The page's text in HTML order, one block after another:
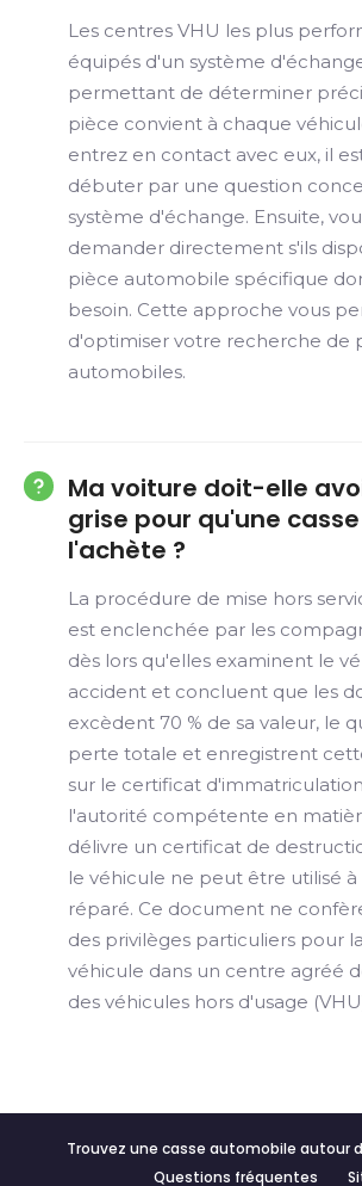
Les centres VHU les plus
équipés d'un système
permettant de déterminer
pièce convient à chaque
entrez en contact avec eux, il
débuter par une question
système d'échange. Ensuite,
demander directement s'ils
pièce automobile spécifique
besoin. Cette approche vous
d'optimiser votre recherche de
automobiles.
Ma voiture doit-elle
grise pour qu'une
l'achète ?
La procédure de mise hors
est enclenchée par les
dès lors qu'elles examinent le
accident et concluent que les
excèdent 70 % de sa valeur, le
perte totale et enregistrent
sur le certificat
l'autorité compétente en
délivre un certificat de
le véhicule ne peut être utilisé
réparé. Ce document ne
des privilèges particuliers pour
véhicule dans un centre agréé
des véhicules hors d'usage
Trouvez une casse automobile autour
Questions fréquentes